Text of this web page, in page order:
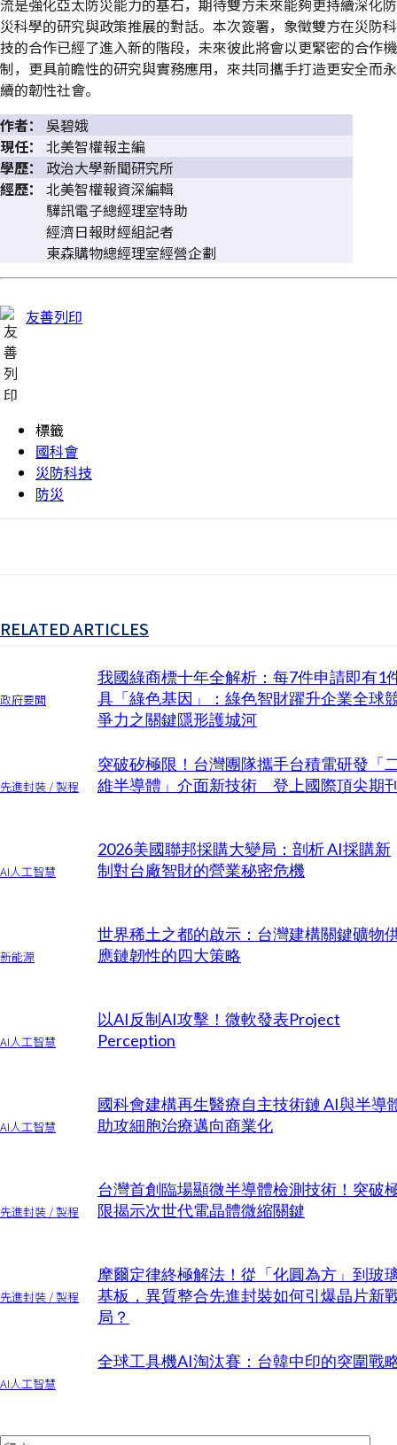
流是強化亞太防災能力的基石，期待雙方未來能夠更持續深化防
災科學的研究與政策推展的對話。本次簽署，象徵雙方在災防科
技的合作已經了進入新的階段，未來彼此將會以更緊密的合作機
制，更具前瞻性的研究與實務應用，來共同攜手打造更安全而永
續的韌性社會。
作者：
吳碧娥
現任：
北美智權報主編
學歷：
政治大學新聞研究所
經歷：
北美智權報資深編輯
驊訊電子總經理室特助
經濟日報財經組記者
東森購物總經理室經營企劃
友善列印
標籤
國科會
災防科技
防災
RELATED ARTICLES
政府要聞
我國綠商標十年全解析：每7件申請即有1
具「綠色基因」：綠色智財躍升企業全球
爭力之關鍵隱形護城河
先進封裝 / 製程
突破矽極限！台灣團隊攜手台積電研發「
維半導體」介面新技術 登上國際頂尖期
AI人工智慧
2026美國聯邦採購大變局：剖析 AI採購新
制對台廠智財的營業秘密危機
新能源
世界稀土之都的啟示：台灣建構關鍵礦物
應鏈韌性的四大策略
AI人工智慧
以AI反制AI攻擊！微軟發表Project
Perception
AI人工智慧
國科會建構再生醫療自主技術鏈 AI與半導
助攻細胞治療邁向商業化
先進封裝 / 製程
台灣首創臨場顯微半導體檢測技術！突破
限揭示次世代電晶體微縮關鍵
先進封裝 / 製程
摩爾定律終極解法！從「化圓為方」到玻
基板，異質整合先進封裝如何引爆晶片新
局？
AI人工智慧
全球工具機AI淘汰賽：台韓中印的突圍戰